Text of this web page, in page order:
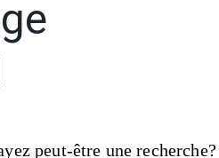
peut-être une recherche?